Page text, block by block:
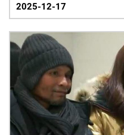
2025-12-17